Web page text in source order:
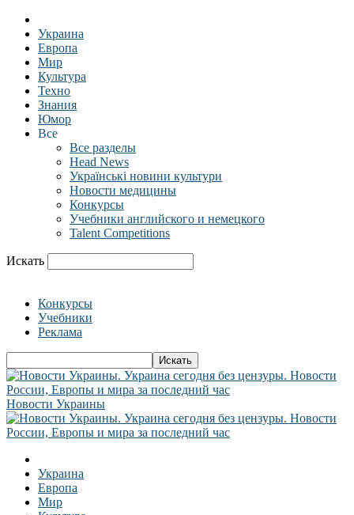
Украина
Европа
Мир
Культура
Техно
Знания
Юмор
Все
Все разделы
Head News
Українські новини культури
Новости медицины
Конкурсы
Учебники английского и немецкого
Talent Competitions
Искать
Конкурсы
Учебники
Реклама
Новости Украины
Украина
Европа
Мир